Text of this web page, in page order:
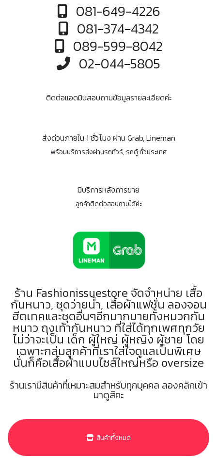
081-649-4226
081-374-4342
089-599-8042
02-044-5805
ติดต่อแอดมินสอบถามข้อมูลรายละเอียดค่ะ
ส่งด่วนภายใน 1 ชั่วโมง ผ่าน Grab, Lineman
พร้อมบริการส่งผ่านรถทัวร์, รถตู้ ทั่วประเทศ
มีบริการหลังการขาย
ลูกค้าติดต่อสอบถามได้ค่ะ
ร้าน Fashionissuestore จัดจำหน่าย เสื้อ
กันหนาว, ชุดว่ายน้ำ, เสื้อผ้าแฟชั่น ลองจอน
ฮีตเทคและชุดอื่นๆอีกมากมายทั้งหมวกกัน
หนาว ถุงเท้ากันหนาว ที่ใส่ได้ทุกเพศทุกวัย
ไม่ว่าจะเป็น เด็ก ผู้ใหญ่ ผู้หญิง ผู้ชาย โดย
เฉพาะกลุ่มลูกค้าที่เราใส่ใจดูแลเป็นพิเศษ
นั่นก็คือเสื้อผ้าแบบไซส์ใหญ่หรือ oversize
ร้านเรามีสินค้าที่เหมาะสมสำหรับทุกบุคคล ลองคลิกเข้า
มาดูสิคะ
สินค้าทั้งหมด